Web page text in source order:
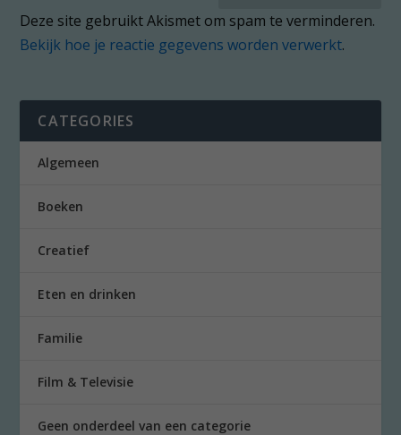
Deze site gebruikt Akismet om spam te verminderen.
Bekijk hoe je reactie gegevens worden verwerkt.
CATEGORIES
Algemeen
Boeken
Creatief
Eten en drinken
Familie
Film & Televisie
Geen onderdeel van een categorie